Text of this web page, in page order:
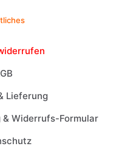
Lieferung
Widerrufs-Formular